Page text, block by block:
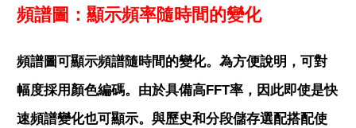
頻譜圖：顯示頻率隨時間的變化
頻譜圖可顯示頻譜隨時間的變化。為方便說明，可對
幅度採用顏色編碼。由於具備高FFT率，因此即使是快
速頻譜變化也可顯示。與歷史和分段儲存選配搭配使